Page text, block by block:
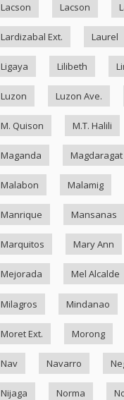
Lacson Lacson
Lardizabal Ext. Laurel
Ligaya Lilibeth
Luzon Luzon Ave.
M. Quison M.T. Halili
Maganda Magdaragat
Malabon Malamig
Manrique Mansanas
Marquitos Mary Ann
Mejorada Mel Alcalde
Milagros Mindanao
Moret Ext. Morong
Nav Navarro
Nijaga Norma